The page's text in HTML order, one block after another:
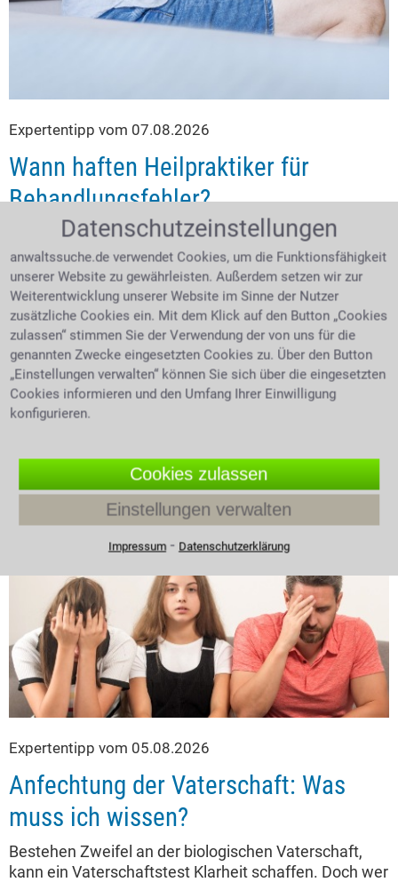
Expertentipp vom 07.08.2026
Wann haften Heilpraktiker für
Behandlungsfehler?
Osteopathie, Homöopathie, Akupunktur oder
Traditionelle Chinesische Medizin: Welche
Behandlungen dürfen Heilpraktiker eigentlich
anbieten und wo liegen ihre rechtlichen Grenzen? Ist
die Berufsbezeichnung geschützt und wann muss ein
Patient an einen Arzt verwiesen werden? Was gilt,
wenn eine falsche Diagnose, eine ungeeignete
Therapie oder mangelnde Aufklärung zu
gesundheitlichen Schäden führt? Und unter welchen
Voraussetzungen können Betroffene Schadensersatz
(693 Bewertungen)
Expertentipp vom 05.08.2026
Anfechtung der Vaterschaft: Was
muss ich wissen?
Bestehen Zweifel an der biologischen Vaterschaft,
kann ein Vaterschaftstest Klarheit schaffen. Doch wer
Datenschutzeinstellungen
anwaltssuche.de verwendet Cookies, um die Funktionsfähigkeit
unserer Website zu gewährleisten. Außerdem setzen wir zur
Weiterentwicklung unserer Website im Sinne der Nutzer
zusätzliche Cookies ein. Mit dem Klick auf den Button „Cookies
zulassen“ stimmen Sie der Verwendung der von uns für die
genannten Zwecke eingesetzten Cookies zu. Über den Button
„Einstellungen verwalten“ können Sie sich über die eingesetzten
Cookies informieren und den Umfang Ihrer Einwilligung
konfigurieren.
Cookies zulassen
Einstellungen verwalten
Impressum⁃ Datenschutzerklärung